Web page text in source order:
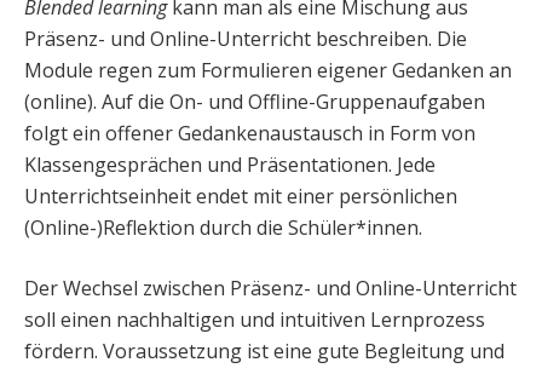
Blended learningkann man als eine Mischung aus
Präsenz- und Online-Unterricht beschreiben. Die
Module regen zum Formulieren eigener Gedanken an
(online). Auf die On- und Offline-Gruppenaufgaben
folgt ein offener Gedankenaustausch in Form von
Klassengesprächen und Präsentationen. Jede
Unterrichtseinheit endet mit einer persönlichen
(Online-)Reflektion durch die Schüler*innen.
Der Wechsel zwischen Präsenz- und Online-Unterricht
soll einen nachhaltigen und intuitiven Lernprozess
fördern. Voraussetzung ist eine gute Begleitung und